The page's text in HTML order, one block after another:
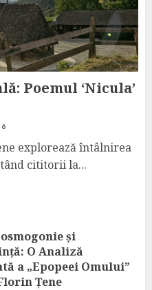
Poemul ‘Nicula’
explorează întâlnirea
cititorii la...
și
O Analiză
a „Epopeei Omului”
Țene